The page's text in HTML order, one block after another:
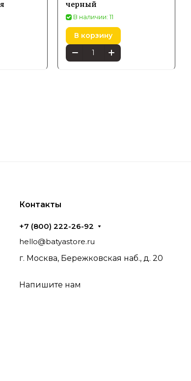
черный
В наличии: 11
В корзину
Контакты
+7 (800) 222-26-92
hello@batyastore.ru
г. Москва, Бережковская наб., д. 20
Напишите нам